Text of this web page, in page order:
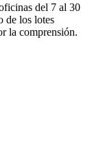
del 7 al 30
de los lotes
la comprensión.